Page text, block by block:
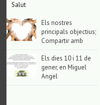
Salut
Els nostres
principals objectius;
Compartir amb
Els dies 10 i 11 de
gener, en Miguel
Angel